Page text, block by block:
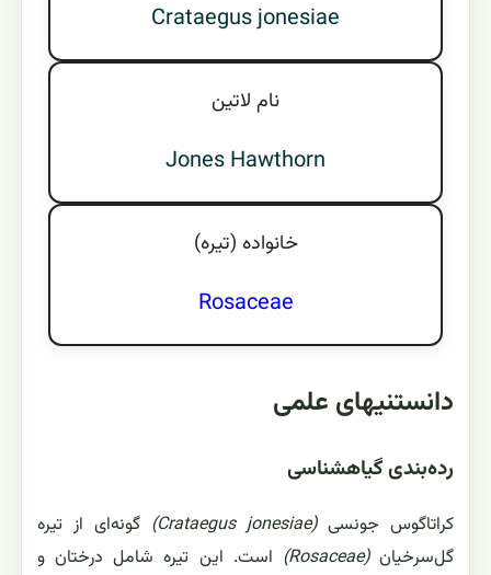
Crataegus jonesiae
نام لاتين
Jones Hawthorn
خانواده (تيره)
Rosaceae
دانستنیهای علمی
رده‌بندی گیاهشناسی
کراتاگوس جونسی(Crataegus jonesiae)
گونه‌ای از تیره
گل‌سرخیان(Rosaceae)
است. این تیره شامل درختان و